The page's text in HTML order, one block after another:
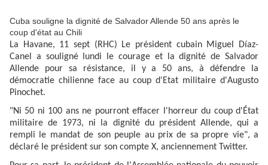
Cuba souligne la dignité de Salvador Allende 50 ans après le
coup d'état au Chili
La Havane, 11 sept (RHC) Le président cubain Miguel Díaz-
Canel a souligné lundi le courage et la dignité de Salvador
Allende pour sa résistance, il y a 50 ans, à défendre la
démocratie chilienne face au coup d'Etat militaire d'Augusto
Pinochet.
"Ni 50 ni 100 ans ne pourront effacer l'horreur du coup d'État
militaire de 1973, ni la dignité du président Allende, qui a
rempli le mandat de son peuple au prix de sa propre vie", a
déclaré le président sur son compte X, anciennement Twitter.